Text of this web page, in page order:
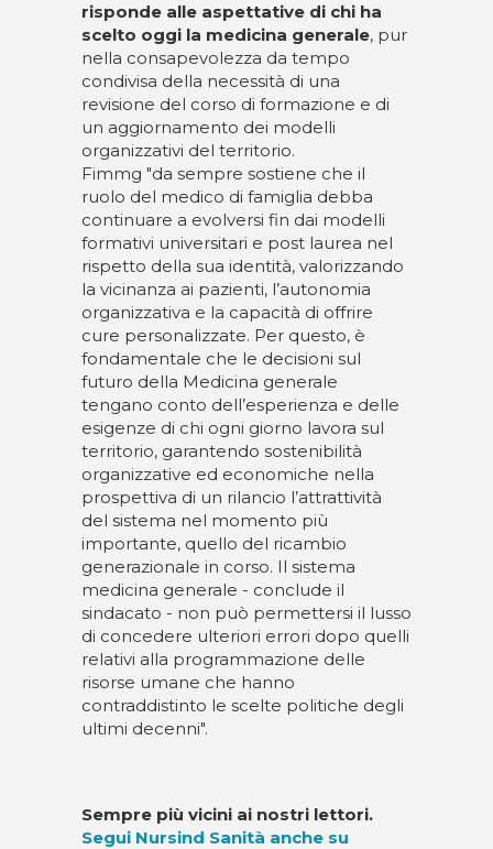
risponde alle aspettative di chi ha
scelto oggi la medicina generale, pur
nella consapevolezza da tempo
condivisa della necessità di una
revisione del corso di formazione e di
un aggiornamento dei modelli
organizzativi del territorio.
Fimmg "da sempre sostiene che il
ruolo del medico di famiglia debba
continuare a evolversi fin dai modelli
formativi universitari e post laurea nel
rispetto della sua identità, valorizzando
la vicinanza ai pazienti, l’autonomia
organizzativa e la capacità di offrire
cure personalizzate. Per questo, è
fondamentale che le decisioni sul
futuro della Medicina generale
tengano conto dell’esperienza e delle
esigenze di chi ogni giorno lavora sul
territorio, garantendo sostenibilità
organizzative ed economiche nella
prospettiva di un rilancio l’attrattività
del sistema nel momento più
importante, quello del ricambio
generazionale in corso. Il sistema
medicina generale - conclude il
sindacato - non può permettersi il lusso
di concedere ulteriori errori dopo quelli
relativi alla programmazione delle
risorse umane che hanno
contraddistinto le scelte politiche degli
ultimi decenni".
Sempre più vicini ai nostri lettori.
Segui Nursind Sanità anche su